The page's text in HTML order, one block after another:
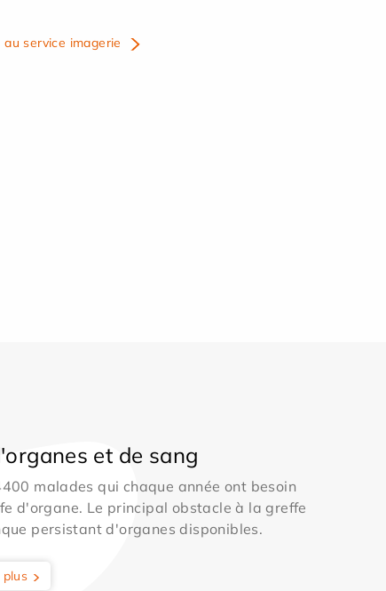
service imagerie
et de sang
malades qui chaque année ont besoin
d'organe. Le principal obstacle à la greffe
persistant d'organes disponibles.
plus